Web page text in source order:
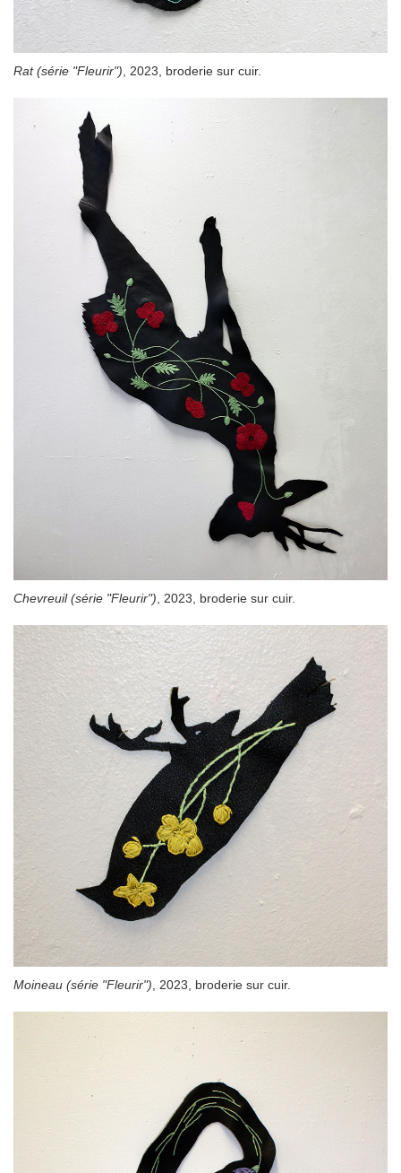
Rat (série "Fleurir"), 2023, broderie sur cuir.
Chevreuil (série "Fleurir") , 2023, broderie sur cuir.
Moineau (série "Fleurir") , 2023, broderie sur cuir.